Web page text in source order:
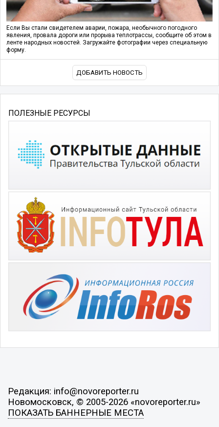
Если Вы стали свидетелем аварии, пожара, необычного погодного
явления, провала дороги или прорыва теплотрассы, сообщите об этом в
ленте народных новостей. Загружайте фотографии через специальную
форму.
ДОБАВИТЬ НОВОСТЬ
ПОЛЕЗНЫЕ РЕСУРСЫ
Редакция: info@novoreporter.ru
Новомосковск, © 2005-2026 «novoreporter.ru»
ПОКАЗАТЬ БАННЕРНЫЕ МЕСТА